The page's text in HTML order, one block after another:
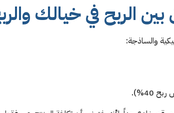
الربح في خيالك
والساذجة: